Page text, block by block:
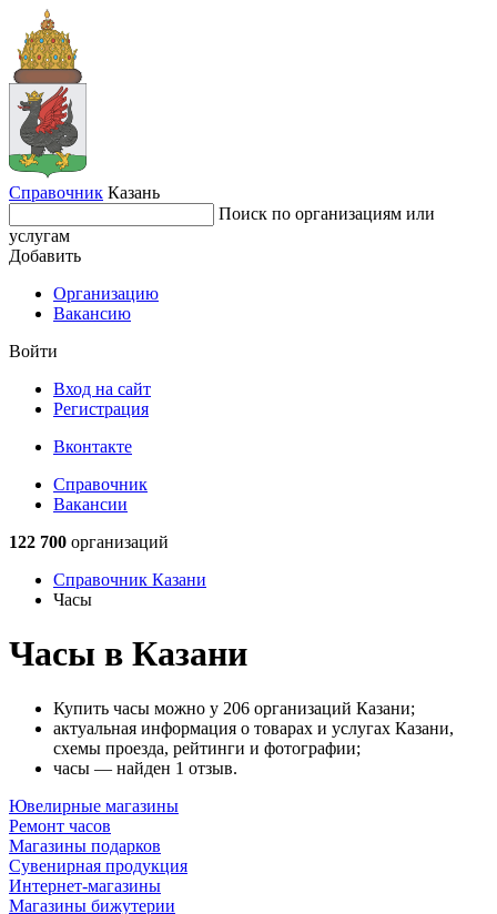
Справочник Казань
Поиск по организациям или
услугам
Добавить
Организацию
Вакансию
Войти
Вход на сайт
Регистрация
Вконтакте
Справочник
Вакансии
122 700 организаций
Справочник Казани
Часы
Часы в Казани
Купить часы можно у 206 организаций Казани;
актуальная информация о товарах и услугах Казани,
схемы проезда, рейтинги и фотографии;
часы — найден 1 отзыв.
Ювелирные магазины
Ремонт часов
Магазины подарков
Сувенирная продукция
Интернет-магазины
Магазины бижутерии